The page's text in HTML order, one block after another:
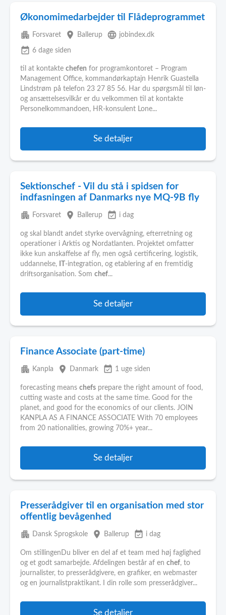
Økonomimedarbejder til Flådeprogrammet
apartment Forsvaret place Ballerup language jobindex.dk
event_available 6 dage siden
til at kontakte chefen for programkontoret – Program
Management Office, kommandørkaptajn Henrik Guastella
Lindstrøm på telefon 23 27 85 56. Har du spørgsmål til løn-
og ansættelsesvilkår er du velkommen til at kontakte
Personelkommandoen, HR-konsulent Lone...
Se detaljer
Sektionschef - Vil du stå i spidsen for
indfasningen af Danmarks nye MQ-9B fly
apartment Forsvaret place Ballerup event_available i dag
og skal blandt andet styrke overvågning, efterretning og
operationer i Arktis og Nordatlanten. Projektet omfatter
ikke kun anskaffelse af fly, men også certificering, logistik,
uddannelse,
-integration, og etablering af en fremtidig
driftsorganisation. Som chef...
Se detaljer
Finance Associate (part-time)
apartment Kanpla place Danmark event_available 1 uge siden
forecasting means chefs prepare the right amount of food,
cutting waste and costs at the same time. Good for the
planet, and good for the economics of our clients. JOIN
KANPLA AS A FINANCE ASSOCIATE With 70 employees
from 20 nationalities, growing 70%+ year...
Se detaljer
Presserådgiver til en organisation med stor
offentlig bevågenhed
apartment Dansk Sprogskole place Ballerup event_available i dag
Om stillingenDu bliver en del af et team med høj faglighed
og et godt samarbejde. Afdelingen består af en chef, to
journalister, to presserådgivere, en grafiker, en webmaster
og en journalistpraktikant. I din rolle som presserådgiver...
Se detaljer